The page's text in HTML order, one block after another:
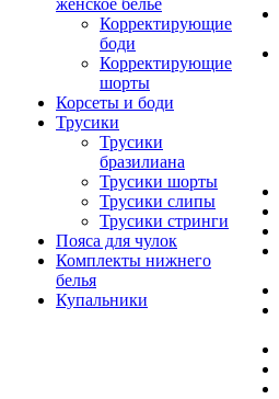
женское белье
Корректирующие
боди
Корректирующие
шорты
Корсеты и боди
Трусики
Трусики
бразилиана
Трусики шорты
Трусики слипы
Трусики стринги
Пояса для чулок
Комплекты нижнего
белья
Купальники